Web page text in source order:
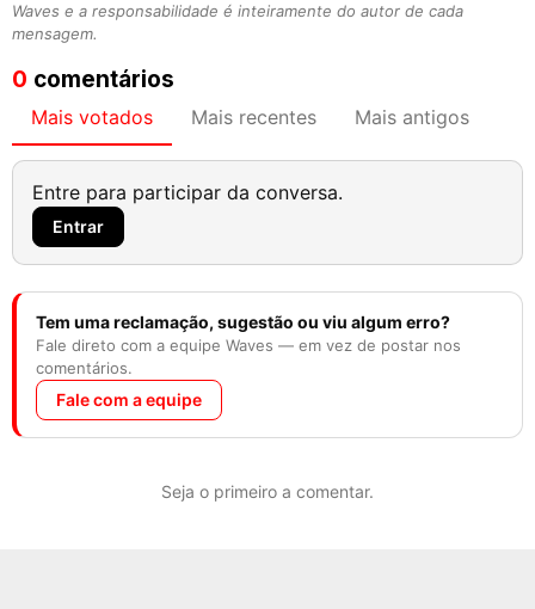
Waves e a responsabilidade é inteiramente do autor de cada
mensagem.
0 comentários
Mais votados Mais recentes Mais antigos
Entre para participar da conversa.
Entrar
Tem uma reclamação, sugestão ou viu algum erro?
Fale direto com a equipe Waves — em vez de postar nos
comentários.
Fale com a equipe
Seja o primeiro a comentar.